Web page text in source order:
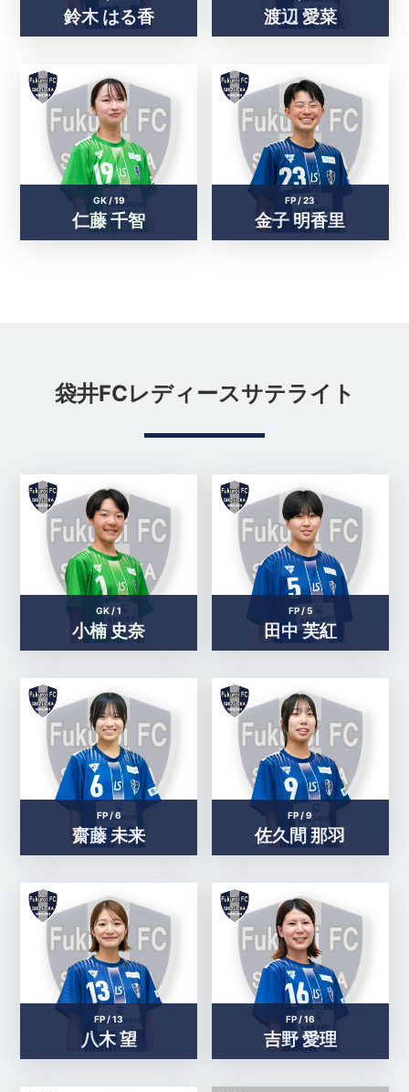
鈴木 はる香 渡辺 愛菜
GK /19
仁藤 千智
FP /23
金子 明香里
袋井FCレディースサテライト
GK /1
小楠 史奈
FP /5
田中 芙紅
FP /6
齋藤 未来
FP /9
佐久間 那羽
FP /13
八木 望
FP /16
吉野 愛理